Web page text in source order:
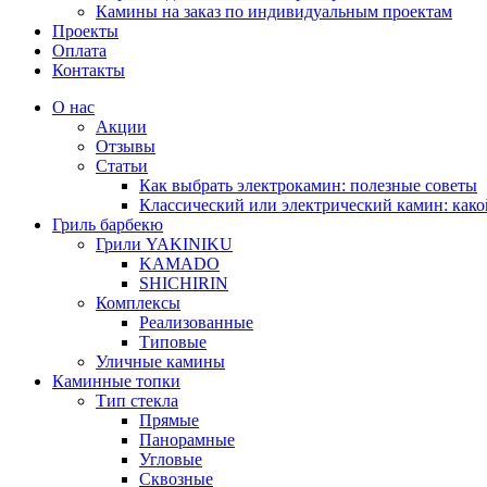
Камины на заказ по индивидуальным проектам
Проекты
Оплата
Контакты
О нас
Акции
Отзывы
Статьи
Как выбрать электрокамин: полезные советы
Классический или электрический камин:
Гриль барбекю
Грили YAKINIKU
KAMADO
SHICHIRIN
Комплексы
Реализованные
Типовые
Уличные камины
Каминные топки
Тип стекла
Прямые
Панорамные
Угловые
Сквозные